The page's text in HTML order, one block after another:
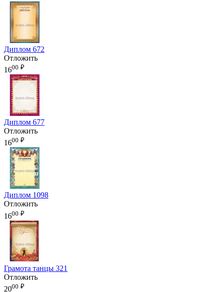
Диплом 672
Отложить
1600 ₽
Диплом 677
Отложить
1600 ₽
Диплом 1098
Отложить
1600 ₽
Грамота танцы 321
Отложить
2000 ₽